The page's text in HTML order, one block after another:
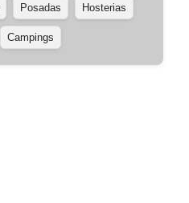
Posadas Hosterias
Campings